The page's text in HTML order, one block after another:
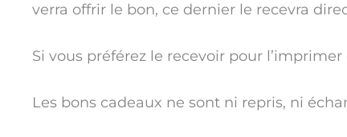
verra offrir le bon, ce dernier le recevra
Si vous préférez le recevoir pour
Les bons cadeaux ne sont ni repris, ni